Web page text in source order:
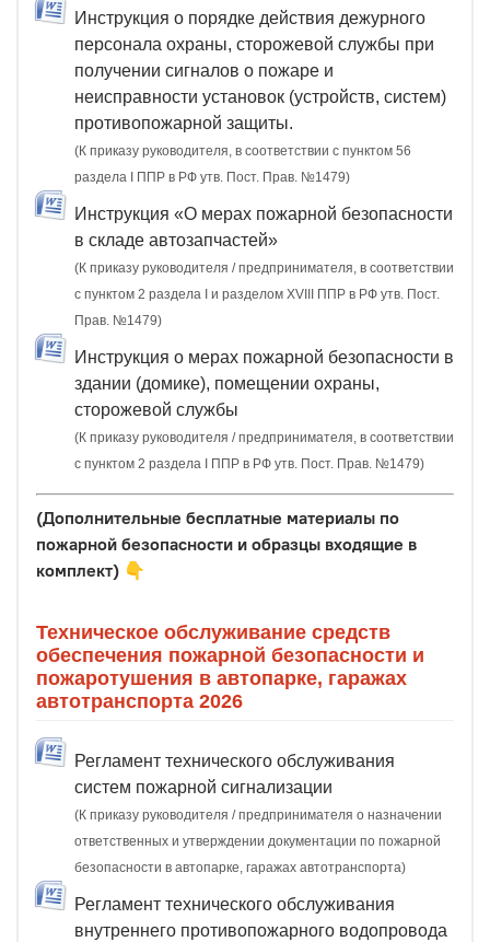
Инструкция о порядке действия дежурного
персонала охраны, сторожевой службы при
получении сигналов о пожаре и
неисправности установок (устройств, систем)
противопожарной защиты.
(К приказу руководителя, в соответствии с пунктом 56
раздела I ППР в РФ утв. Пост. Прав. №1479)
Инструкция «О мерах пожарной безопасности
в складе автозапчастей»
(К приказу руководителя / предпринимателя, в соответствии
с пунктом 2 раздела I и разделом XVIII ППР в РФ утв. Пост.
Прав. №1479)
Инструкция о мерах пожарной безопасности в
здании (домике), помещении охраны,
сторожевой службы
(К приказу руководителя / предпринимателя, в соответствии
с пунктом 2 раздела I ППР в РФ утв. Пост. Прав. №1479)
(Дополнительные бесплатные материалы по
пожарной безопасности и образцы входящие в
комплект) 👇
Техническое обслуживание средств
обеспечения пожарной безопасности и
пожаротушения в автопарке, гаражах
автотранспорта 2026
Регламент технического обслуживания
систем пожарной сигнализации
(К приказу руководителя / предпринимателя о назначении
ответственных и утверждении документации по пожарной
безопасности в автопарке, гаражах автотранспорта)
Регламент технического обслуживания
внутреннего противопожарного водопровода